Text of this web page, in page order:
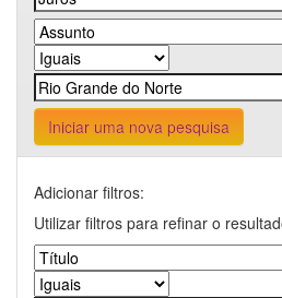
Iniciar uma nova pesquisa
Adicionar filtros:
Utilizar filtros para refinar o